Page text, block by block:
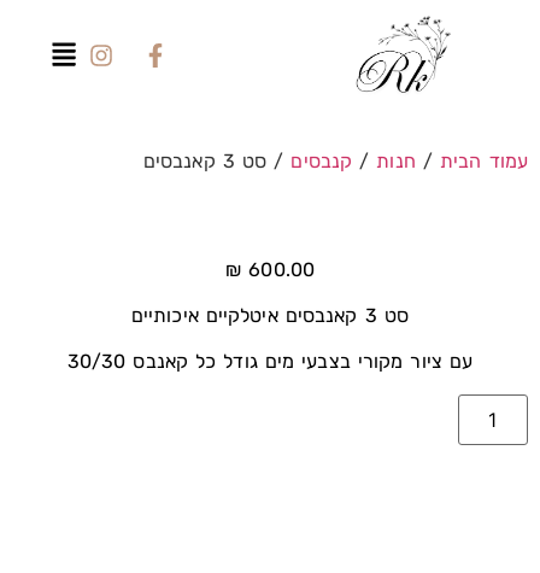
עמוד הבית / חנות / קנבסים / סט 3 קאנבסים
₪ 600.00
סט 3 קאנבסים איטלקיים איכותיים
עם ציור מקורי בצבעי מים גודל כל קאנבס 30/30